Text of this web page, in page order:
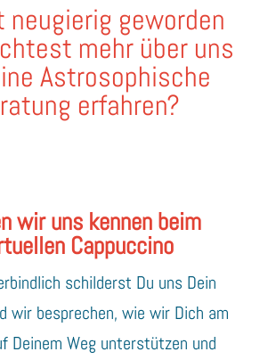
neugierig geworden
mehr über uns
Astrosophische
erfahren?
wir uns kennen beim
Cappuccino
schilderst Du uns Dein
wir besprechen, wie wir Dich am
Deinem Weg unterstützen und